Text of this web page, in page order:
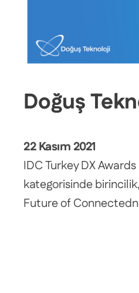
Doğuş
22 Kasım 2021
IDC Turkey DX
kategorisinde
Future of